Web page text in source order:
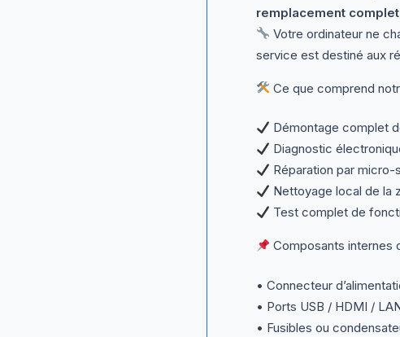
remplacement complet
Votre ordinateur ne
service est destiné aux
Ce que comprend
Démontage complet
Diagnostic
Réparation par
Nettoyage local de la
Test complet de
Composants internes
• Connecteur
• Ports USB / HDMI /
• Fusibles ou